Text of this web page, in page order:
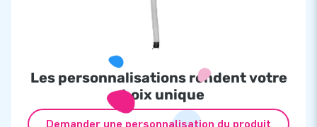
Les personnalisations rendent votre
choix unique
Demander une personnalisation du produit